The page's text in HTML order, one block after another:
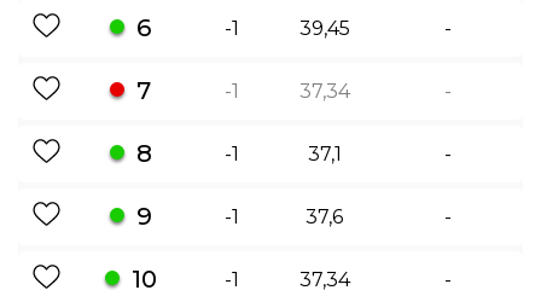
6 -1 39,45 -
7 -1 37,34 -
8 -1 37,1 -
9 -1 37,6 -
10 -1 37,34 -